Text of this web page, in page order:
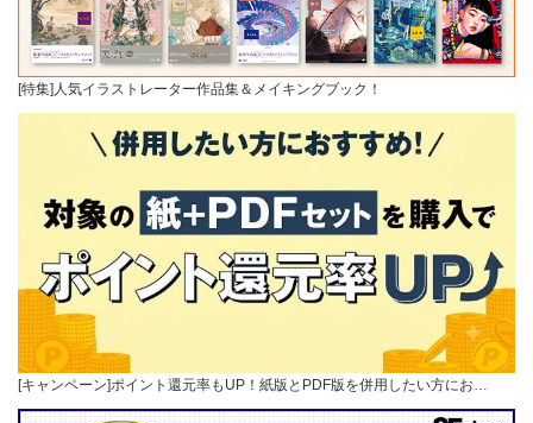
[特集]人気イラストレーター作品集＆メイキングブック！
[キャンペーン]ポイント還元率もUP！紙版とPDF版を併用したい方にお…